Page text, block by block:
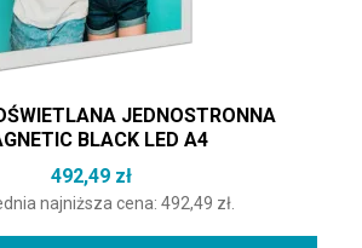
JEDNOSTRONNA
BLACK LED A4
492,49 zł
najniższa cena: 492,49 zł.